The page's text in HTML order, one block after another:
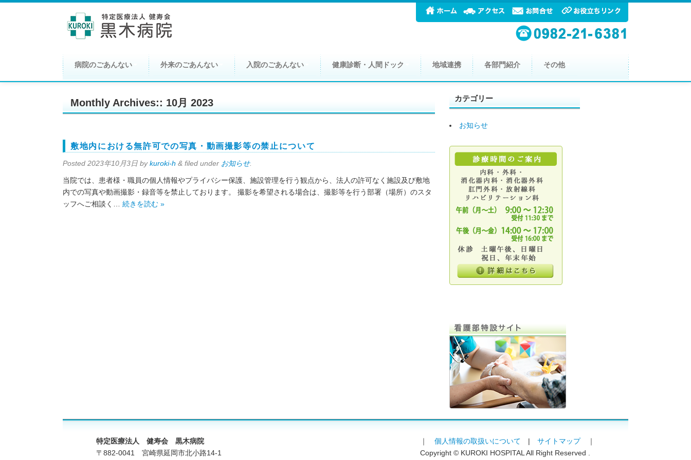
病院のごあんない 外来のごあんない 入院のごあんない 健康診断・人間ドック 地域連携 各部門紹介 その他
Monthly Archives:: 10月 2023
敷地内における無許可での写真・動画撮影等の禁止について
Posted 2023年10月3日 bykuroki-h & filed under お知らせ.
当院では、患者様・職員の個人情報やプライバシー保護、施設管理を行う観点から、法人の許可なく施設及び敷地
内での写真や動画撮影・録音等を禁止しております。 撮影を希望される場合は、撮影等を行う部署（場所）のスタ
ッフへご相談く… 続きを読む »
カテゴリー
お知らせ
特定医療法人 健寿会 黒木病院
〒882-0041 宮崎県延岡市北小路14-1
｜ 個人情報の取扱いについて | サイトマップ｜
Copyright © KUROKI HOSPITAL All Right Reserved .